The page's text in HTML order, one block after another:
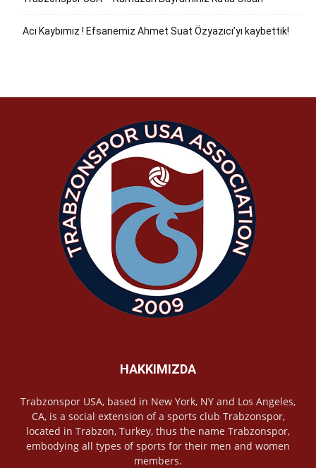
Acı Kaybımız ! Efsanemiz Ahmet Suat Özyazıcı’yı kaybettik!
HAKKIMIZDA
Trabzonspor USA, based in New York, NY and Los Angeles,
CA, is a social extension of a sports club Trabzonspor,
located in Trabzon, Turkey, thus the name Trabzonspor,
embodying all types of sports for their men and women
members.